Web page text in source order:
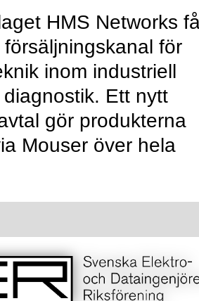
HMS Networks
för
inom industriell
Ett nytt
gör produkterna
Mouser över hela